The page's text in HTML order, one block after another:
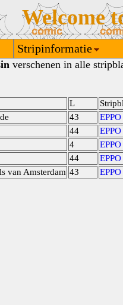
Welcome
Stripinformatie
verschenen in alle
L
43 EPPO
44 EPPO
4 EPPO
44 EPPO
van Amsterdam 43 EPPO